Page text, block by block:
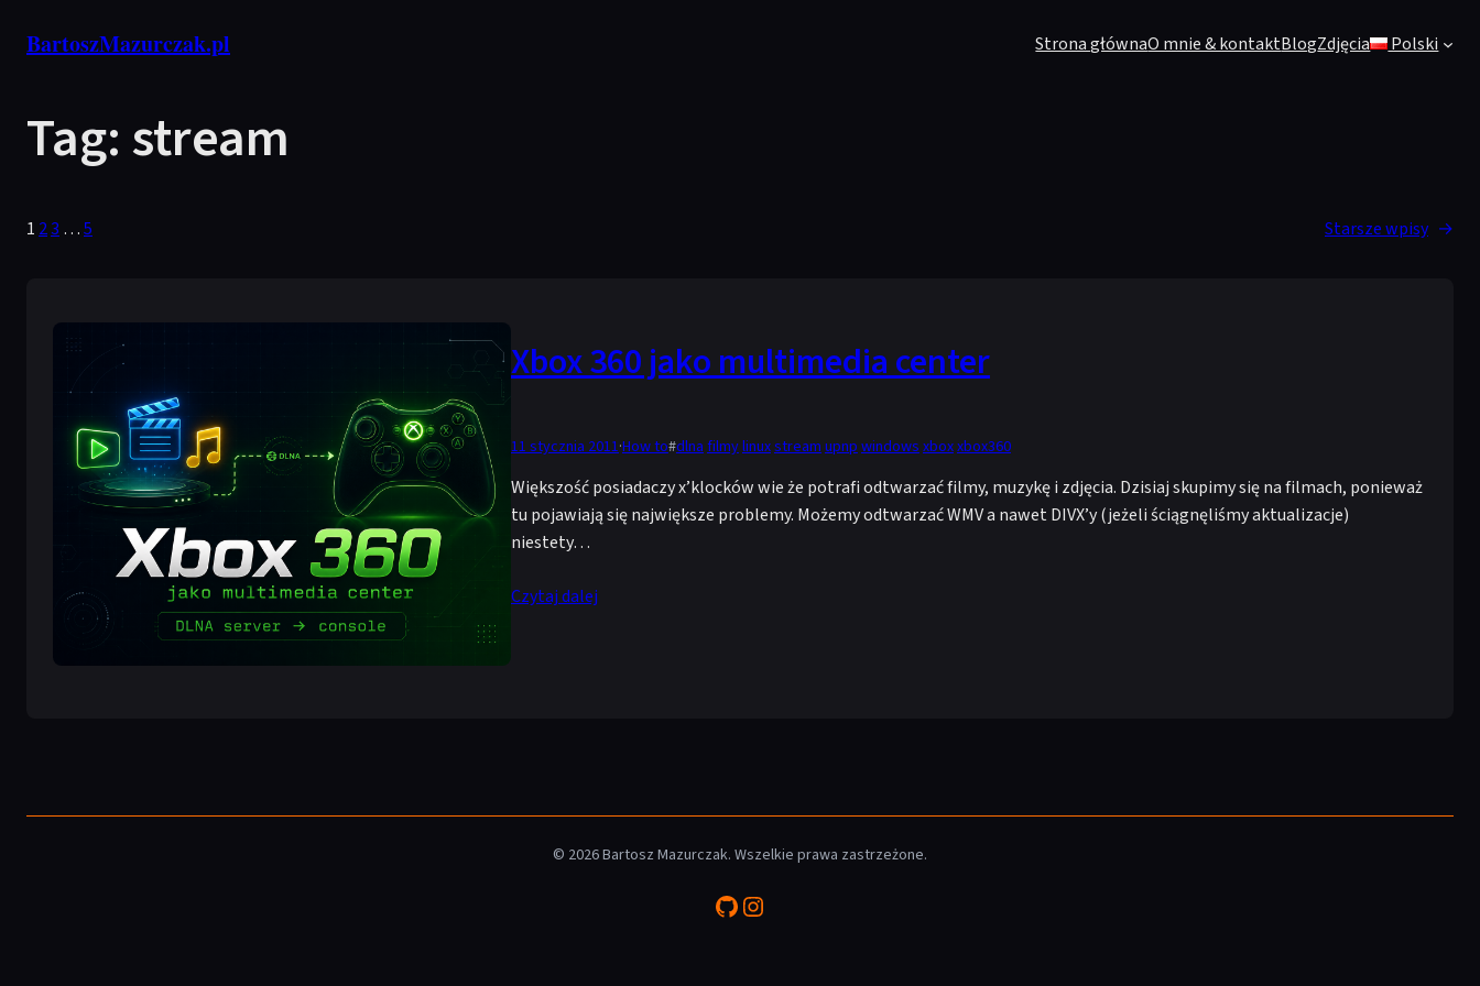
BartoszMazurczak.pl Strona głównaO mnie & kontaktBlogZdjęcia Polski
Tag:stream
1 23 …5 Starsze wpisy →
Xbox 360 jako multimedia center
11 stycznia 2011·How to#dlnafilmylinuxstreamupnpwindowsxboxxbox360
Większość posiadaczy x’klocków wie że potrafi odtwarzać filmy, muzykę i zdjęcia. Dzisiaj skupimy się na filmach, ponieważ
tu pojawiają się największe problemy. Możemy odtwarzać WMV a nawet DIVX’y (jeżeli ściągnęliśmy aktualizacje)
niestety…
Czytaj dalej
© 2026 Bartosz Mazurczak. Wszelkie prawa zastrzeżone.
GitHubInstagram